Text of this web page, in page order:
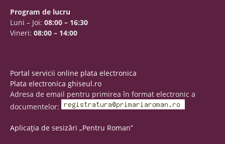
Program de lucru
Luni – Joi: 08:00 – 16:30
Vineri: 08:00 – 14:00
Portal servicii online plata electronica
Plata electronica ghiseul.ro
Adresa de email pentru primirea în format electronic a
documentelor:
Aplicația de sesizări „Pentru Roman”